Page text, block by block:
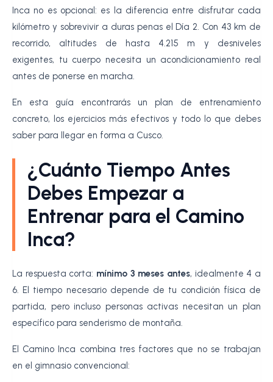
Inca no es opcional: es la diferencia entre disfrutar cada
kilómetro y sobrevivir a duras penas el Día 2. Con 43 km de
recorrido, altitudes de hasta 4.215 m y desniveles
exigentes, tu cuerpo necesita un acondicionamiento real
antes de ponerse en marcha.
En esta guía encontrarás un plan de entrenamiento
concreto, los ejercicios más efectivos y todo lo que debes
saber para llegar en forma a Cusco.
¿Cuánto Tiempo Antes
Debes Empezar a
Entrenar para el Camino
Inca?
La respuesta corta: mínimo 3 meses antes, idealmente 4 a
6. El tiempo necesario depende de tu condición física de
partida, pero incluso personas activas necesitan un plan
específico para senderismo de montaña.
El Camino Inca combina tres factores que no se trabajan
en el gimnasio convencional: